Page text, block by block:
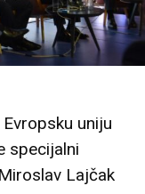
uniju
specijalni
Lajčak